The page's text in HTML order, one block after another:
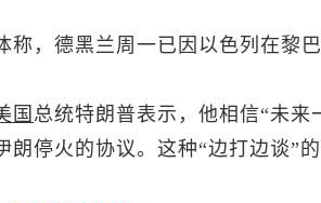
称，德黑兰周一已因以色列在黎
国 总统特朗普表示，他相信“未
朗停火的协议。这种“边打边谈”